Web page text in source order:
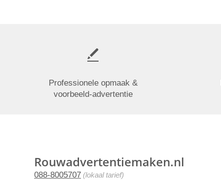
Professionele opmaak &
voorbeeld-advertentie
Rouwadvertentiemaken.nl
088-8005707 (lokaal tarief)